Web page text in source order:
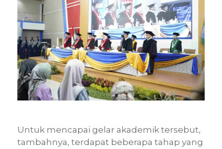
Untuk mencapai gelar akademik tersebut,
tambahnya, terdapat beberapa tahap yang